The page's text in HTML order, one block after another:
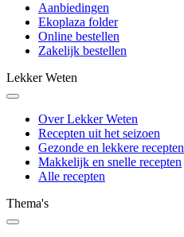
Aanbiedingen
Ekoplaza folder
Online bestellen
Zakelijk bestellen
Lekker Weten
Over Lekker Weten
Recepten uit het seizoen
Gezonde en lekkere recepten
Makkelijk en snelle recepten
Alle recepten
Thema's